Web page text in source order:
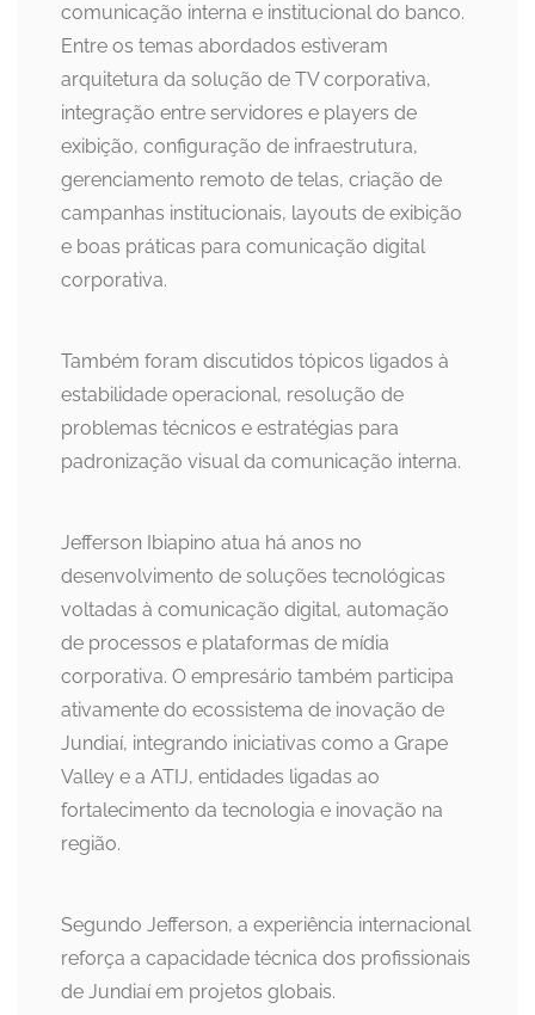
comunicação interna e institucional do banco.
Entre os temas abordados estiveram
arquitetura da solução de TV corporativa,
integração entre servidores e players de
exibição, configuração de infraestrutura,
gerenciamento remoto de telas, criação de
campanhas institucionais, layouts de exibição
e boas práticas para comunicação digital
corporativa.
Também foram discutidos tópicos ligados à
estabilidade operacional, resolução de
problemas técnicos e estratégias para
padronização visual da comunicação interna.
Jefferson Ibiapino atua há anos no
desenvolvimento de soluções tecnológicas
voltadas à comunicação digital, automação
de processos e plataformas de mídia
corporativa. O empresário também participa
ativamente do ecossistema de inovação de
Jundiaí, integrando iniciativas como a Grape
Valley e a ATIJ, entidades ligadas ao
fortalecimento da tecnologia e inovação na
região.
Segundo Jefferson, a experiência internacional
reforça a capacidade técnica dos profissionais
de Jundiaí em projetos globais.